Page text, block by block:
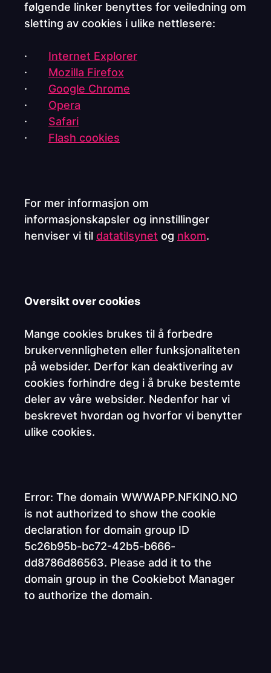
følgende linker benyttes for veiledning om
sletting av cookies i ulike nettlesere:
· Internet Explorer
· Mozilla Firefox
· Google Chrome
· Opera
· Safari
· Flash cookies
For mer informasjon om
informasjonskapsler og innstillinger
henviser vi til datatilsynet og nkom.
Oversikt over cookies
Mange cookies brukes til å forbedre
brukervennligheten eller funksjonaliteten
på websider. Derfor kan deaktivering av
cookies forhindre deg i å bruke bestemte
deler av våre websider. Nedenfor har vi
beskrevet hvordan og hvorfor vi benytter
ulike cookies.
Error: The domain WWWAPP.NFKINO.NO
is not authorized to show the cookie
declaration for domain group ID
5c26b95b-bc72-42b5-b666-
dd8786d86563. Please add it to the
domain group in the Cookiebot Manager
to authorize the domain.